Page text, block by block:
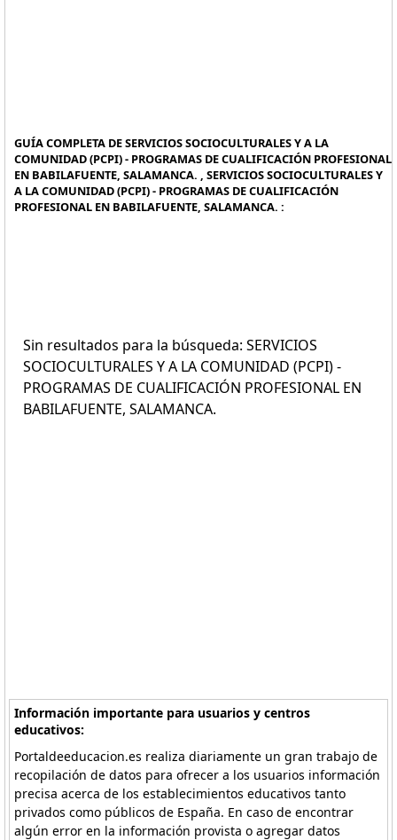
GUÍA COMPLETA DE SERVICIOS SOCIOCULTURALES Y A LA
COMUNIDAD (PCPI) - PROGRAMAS DE CUALIFICACIÓN PROFESIONAL
EN BABILAFUENTE, SALAMANCA. , SERVICIOS SOCIOCULTURALES Y
A LA COMUNIDAD (PCPI) - PROGRAMAS DE CUALIFICACIÓN
PROFESIONAL EN BABILAFUENTE, SALAMANCA. :
Sin resultados para la búsqueda: SERVICIOS
SOCIOCULTURALES Y A LA COMUNIDAD (PCPI) -
PROGRAMAS DE CUALIFICACIÓN PROFESIONAL EN
BABILAFUENTE, SALAMANCA.
Información importante para usuarios y centros
educativos:
Portaldeeducacion.es realiza diariamente un gran trabajo de
recopilación de datos para ofrecer a los usuarios información
precisa acerca de los establecimientos educativos tanto
privados como públicos de España. En caso de encontrar
algún error en la información provista o agregar datos